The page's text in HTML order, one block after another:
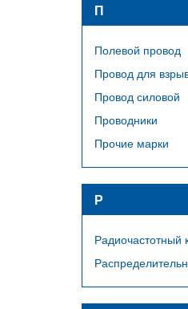
П
Полевой провод
Провод для
Провод силовой
Проводники
Прочие марки
Р
Радиочастотный